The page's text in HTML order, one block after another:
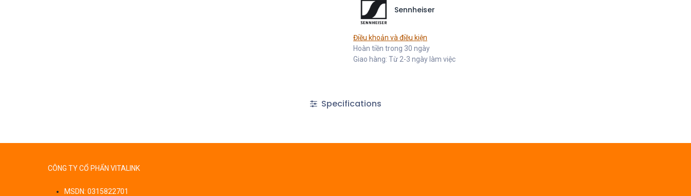
Sennheiser
Điều khoản và điều kiện
Hoàn tiền trong 30 ngày
Giao hàng: Từ 2-3 ngày làm việc
Specifications
CÔNG TY CỔ PHẨN VITALINK
MSDN: 0315822701